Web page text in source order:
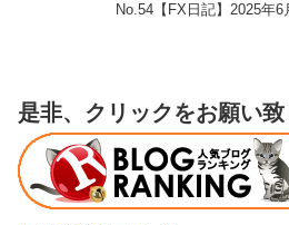
No.54【FX日記】2025年6
是非、クリックをお願い